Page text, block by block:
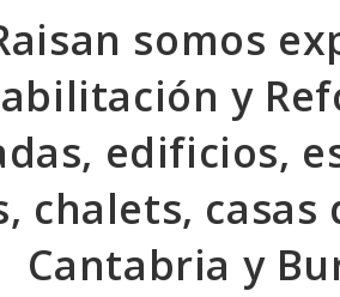
somos
y
edificios,
chalets, casas
Cantabria y